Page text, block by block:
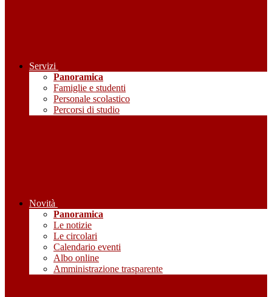
Servizi
Panoramica
Famiglie e studenti
Personale scolastico
Percorsi di studio
Novità
Panoramica
Le notizie
Le circolari
Calendario eventi
Albo online
Amministrazione trasparente